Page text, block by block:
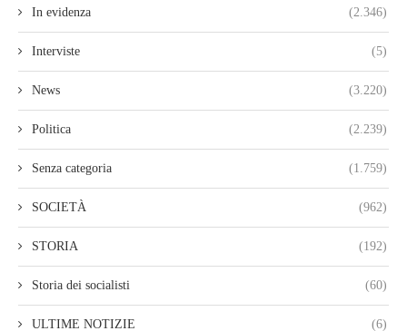
In evidenza (2.346)
Interviste (5)
News (3.220)
Politica (2.239)
Senza categoria (1.759)
SOCIETÀ (962)
STORIA (192)
Storia dei socialisti (60)
ULTIME NOTIZIE (6)